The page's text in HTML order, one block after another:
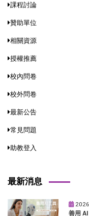
課程討論
贊助單位
相關資源
授權推薦
校內問卷
校外問卷
最新公告
常見問題
助教登入
最新消息
善用